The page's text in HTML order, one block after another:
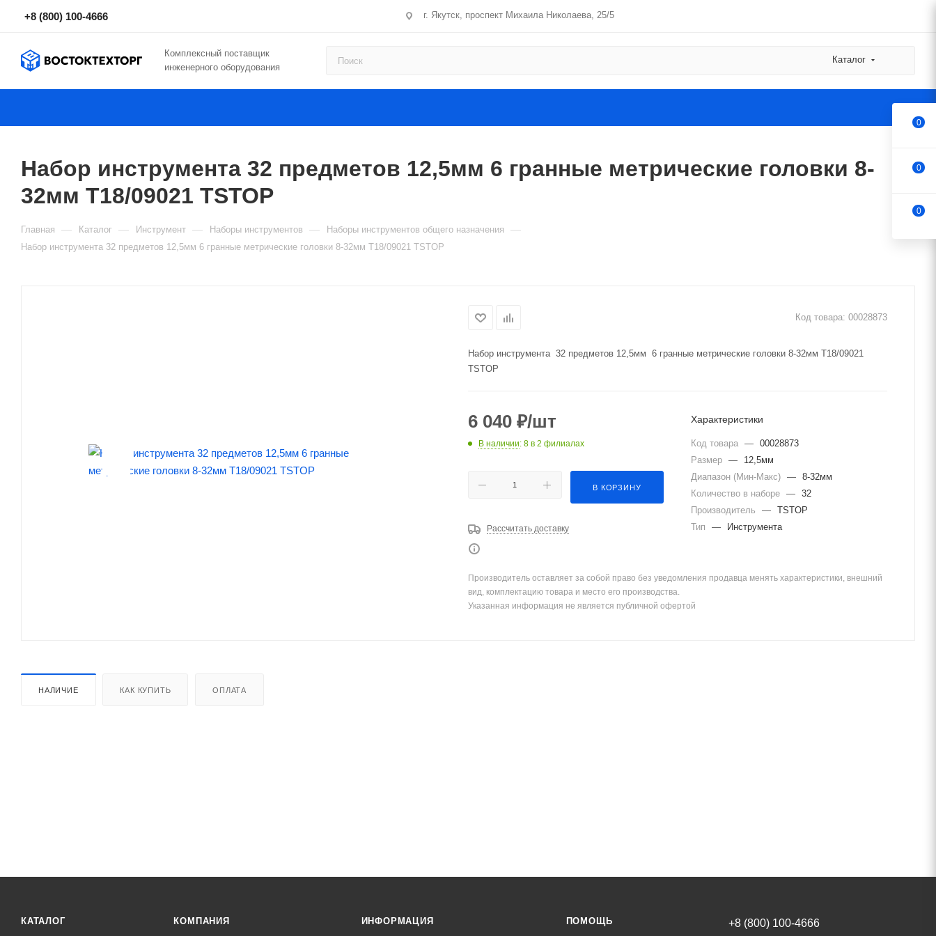
+8 (800) 100-4666 г. Якутск, проспект Михаила Николаева, 25/5
Комплексный поставщик
инженерного оборудования
Каталог
Набор инструмента 32 предметов 12,5мм 6 гранные метрические головки 8-
32мм T18/09021 TSTOP
Главная — Каталог — Инструмент — Наборы инструментов — Наборы инструментов общего назначения —
Набор инструмента 32 предметов 12,5мм 6 гранные метрические головки 8-32мм T18/09021 TSTOP
Код товара: 00028873
Набор инструмента 32 предметов 12,5мм 6 гранные метрические головки 8-32мм T18/09021
TSTOP
6 040 ₽/шт
В наличии: 8 в 2 филиалах
В КОРЗИНУ
Рассчитать доставку
Характеристики
Код товара — 00028873
Размер —
12,5мм
Диапазон (Мин-Макс) — 8-32мм
Количество в наборе — 32
Производитель
— TSTOP
Тип
— Инструмента
Производитель оставляет за собой право без уведомления продавца менять характеристики, внешний
вид, комплектацию товара и место его производства.
Указанная информация не является публичной офертой
НАЛИЧИЕ КАК КУПИТЬ ОПЛАТА
КАТАЛОГ КОМПАНИЯ ИНФОРМАЦИЯ ПОМОЩЬ +8 (800) 100-4666
0
0
0